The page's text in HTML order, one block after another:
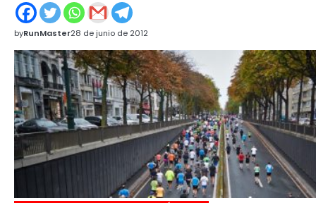
byRunMaster28 de junio de 2012